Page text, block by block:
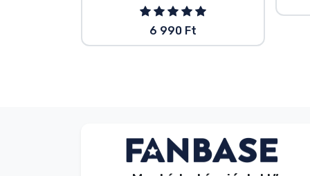
6 990 Ft
Név nélkül Vásárló